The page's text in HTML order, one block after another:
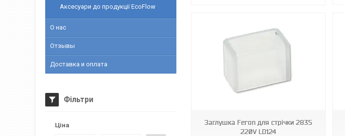
Заглушка Feron для стрічки 2835
220V LD124
Аксесуари до продукції EcoFlow
О нас
Отзывы
Доставка и оплата
Фільтри
Ціна